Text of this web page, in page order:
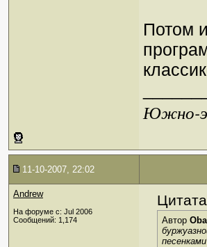
Потом
Южно-
11-10-2007, 22:02
Andrew
На форуме с: Jul 2006
Сообщений: 1,174
Автор